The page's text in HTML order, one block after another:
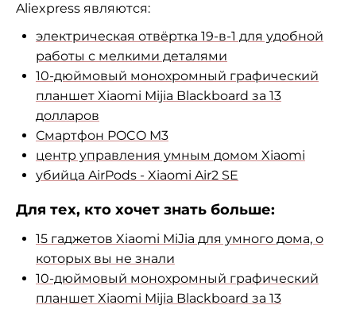
Aliexpress являются:
электрическая отвёртка 19-в-1 для удобной
работы с мелкими деталями
10-дюймовый монохромный графический
планшет Xiaomi Mijia Blackboard за 13
долларов
Смартфон POCO M3
центр управления умным домом Xiaomi
убийца AirPods - Xiaomi Air2 SE
Для тех, кто хочет знать больше:
15 гаджетов Xiaomi MiJia для умного дома, о
которых вы не знали
10-дюймовый монохромный графический
планшет Xiaomi Mijia Blackboard за 13